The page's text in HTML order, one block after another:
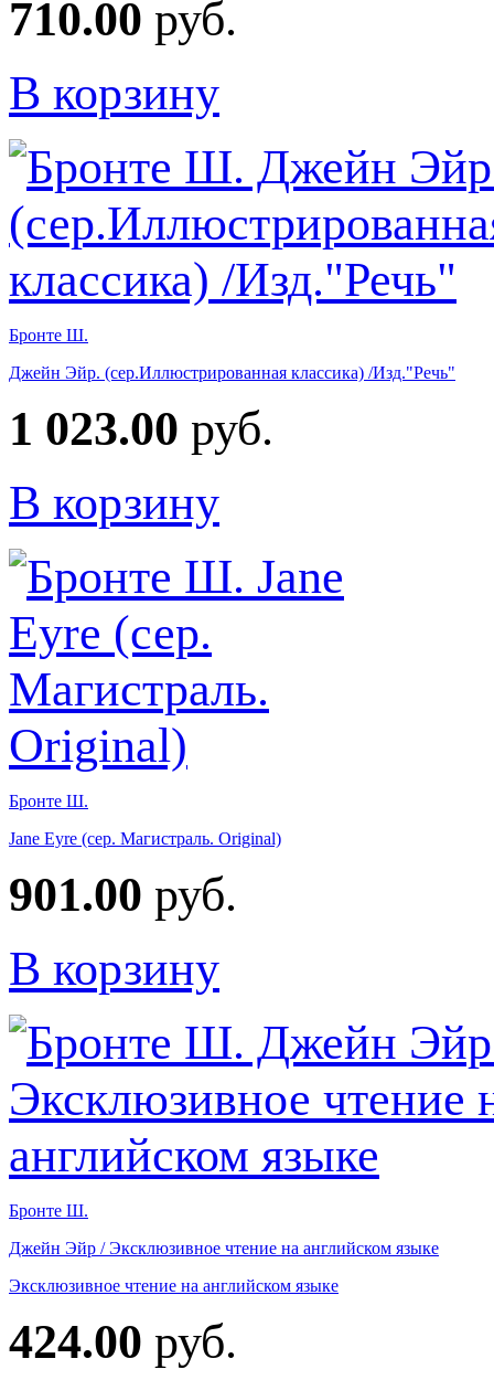
710.00 руб.
В корзину
Бронте Ш.
Джейн Эйр. (сер.Иллюстрированная классика) /Изд."Речь"
1 023.00 руб.
В корзину
Бронте Ш.
Jane Eyre (сер. Магистраль. Original)
901.00 руб.
В корзину
Бронте Ш.
Джейн Эйр / Эксклюзивное чтение на английском языке
Эксклюзивное чтение на английском языке
424.00 руб.